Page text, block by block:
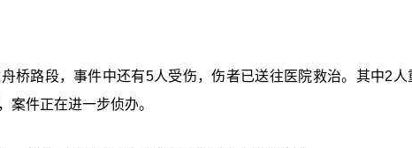
桥路段，事件中还有5人受伤，伤者已送往医院救治。其中2人
案件正在进一步侦办。